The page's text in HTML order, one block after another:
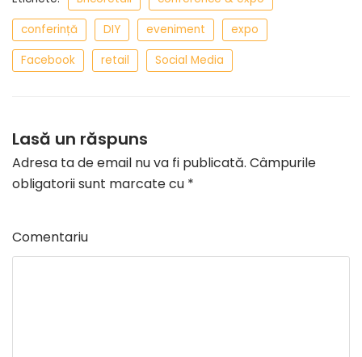
conferință
DIY eveniment
expo
Facebook
retail Social Media
Lasă un răspuns
Adresa ta de email nu va fi publicată. Câmpurile
obligatorii sunt marcate cu *
Comentariu